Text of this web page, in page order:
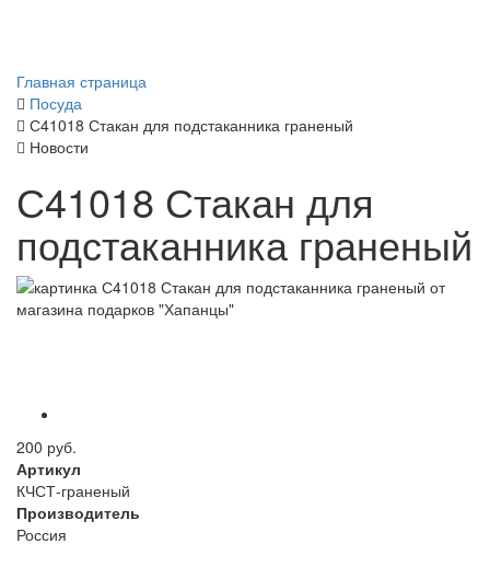
Главная страница
Посуда
С41018 Стакан для подстаканника граненый
Новости
С41018 Стакан для
подстаканника граненый
200 руб.
Артикул
КЧСТ-граненый
Производитель
Россия